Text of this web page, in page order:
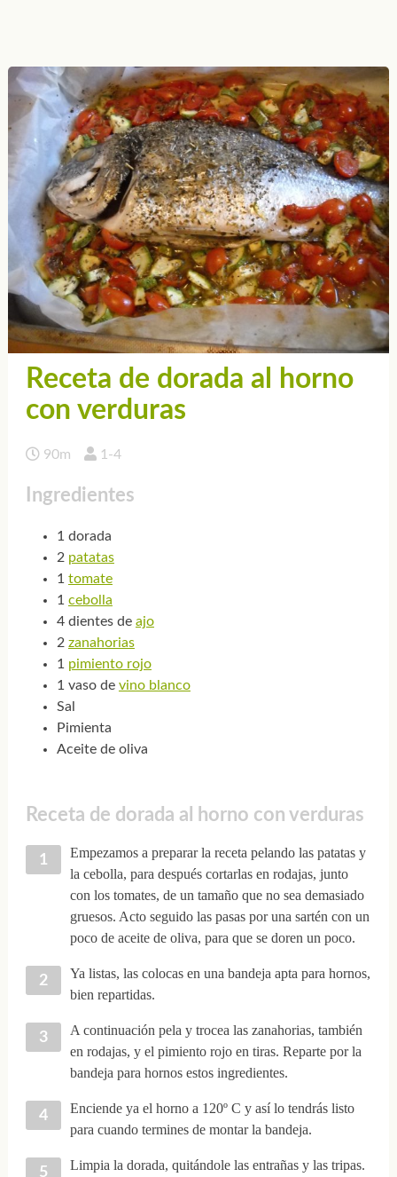
Receta de dorada al horno
con verduras
90m 1-4
Ingredientes
1 dorada
2 patatas
1 tomate
1 cebolla
4 dientes de ajo
2 zanahorias
1 pimiento rojo
1 vaso de vino blanco
Sal
Pimienta
Aceite de oliva
Receta de dorada al horno con verduras
Empezamos a preparar la receta pelando las patatas y
la cebolla, para después cortarlas en rodajas, junto
con los tomates, de un tamaño que no sea demasiado
gruesos. Acto seguido las pasas por una sartén con un
poco de aceite de oliva, para que se doren un poco.
Ya listas, las colocas en una bandeja apta para hornos,
bien repartidas.
A continuación pela y trocea las zanahorias, también
en rodajas, y el pimiento rojo en tiras. Reparte por la
bandeja para hornos estos ingredientes.
Enciende ya el horno a 120º C y así lo tendrás listo
para cuando termines de montar la bandeja.
Limpia la dorada, quitándole las entrañas y las tripas.